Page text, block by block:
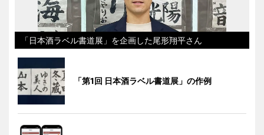
「日本酒ラベル書道展」を企画した尾形翔平さん
「第1回 日本酒ラベル書道展」の作例